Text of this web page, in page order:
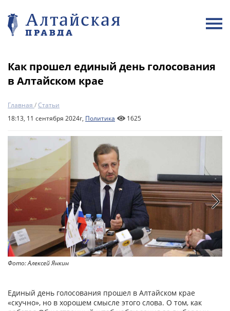
Как прошел единый день голосования
в Алтайском крае
Главная /Статьи
18:13, 11 сентября 2024г, Политика 1625
Фото: Алексей Янкин
Единый день голосования прошел в Алтайском крае
«скучно», но в хорошем смысле этого слова. О том, как